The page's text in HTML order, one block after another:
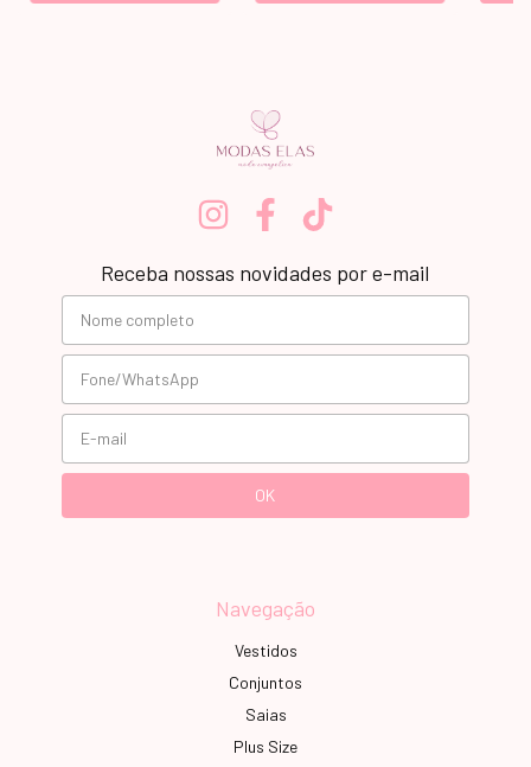
Receba nossas novidades por e-mail
Navegação
Vestidos
Conjuntos
Saias
Plus Size